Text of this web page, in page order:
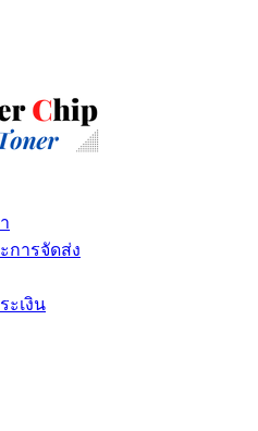
การจัดส่ง
ะเงิน